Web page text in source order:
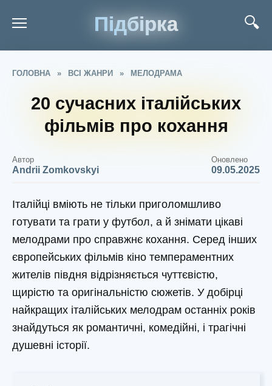
Підбірка
ГОЛОВНА » ВСІ ЖАНРИ » МЕЛОДРАМА
20 сучасних італійських
фільмів про кохання
Автор
Andrii Zomkovskyi
Оновлено
09.05.2025
Італійці вміють не тільки приголомшливо
готувати та грати у футбол, а й знімати цікаві
мелодрами про справжнє кохання. Серед інших
європейських фільмів кіно темпераментних
жителів півдня відрізняється чуттєвістю,
щирістю та оригінальністю сюжетів. У добірці
найкращих італійських мелодрам останніх років
знайдуться як романтичні, комедійні, і трагічні
душевні історії.